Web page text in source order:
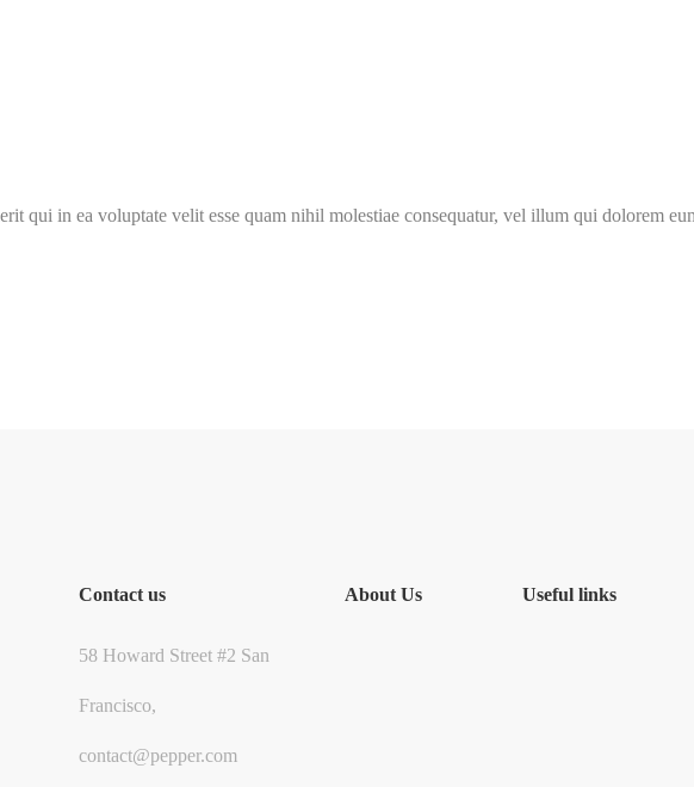
qui in ea voluptate velit esse quam nihil molestiae consequatur, vel illum qui dolorem
Contact us
58 Howard Street #2 San
Francisco,
contact@pepper.com
About Us Useful links